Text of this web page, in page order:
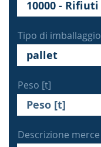
Tipo di imballaggio
Peso [t]
Descrizione merce